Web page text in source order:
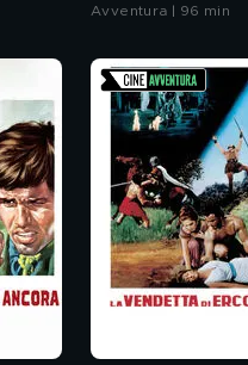
Avventura | 96 min